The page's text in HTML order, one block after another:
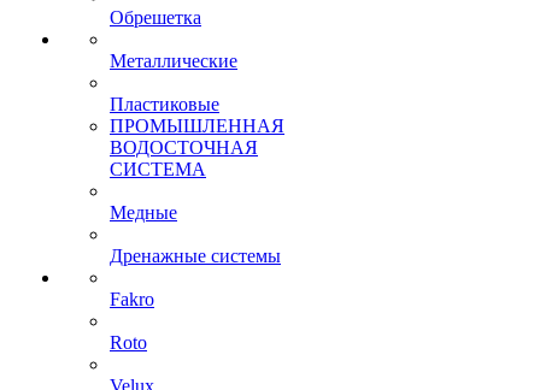
Обрешетка
Металлические
Пластиковые
ПРОМЫШЛЕННАЯ
ВОДОСТОЧНАЯ
СИСТЕМА
Медные
Дренажные системы
Fakro
Roto
Velux